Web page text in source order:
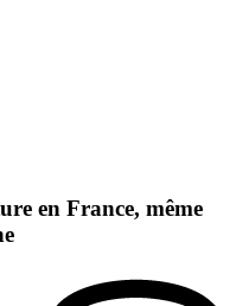
en France, même